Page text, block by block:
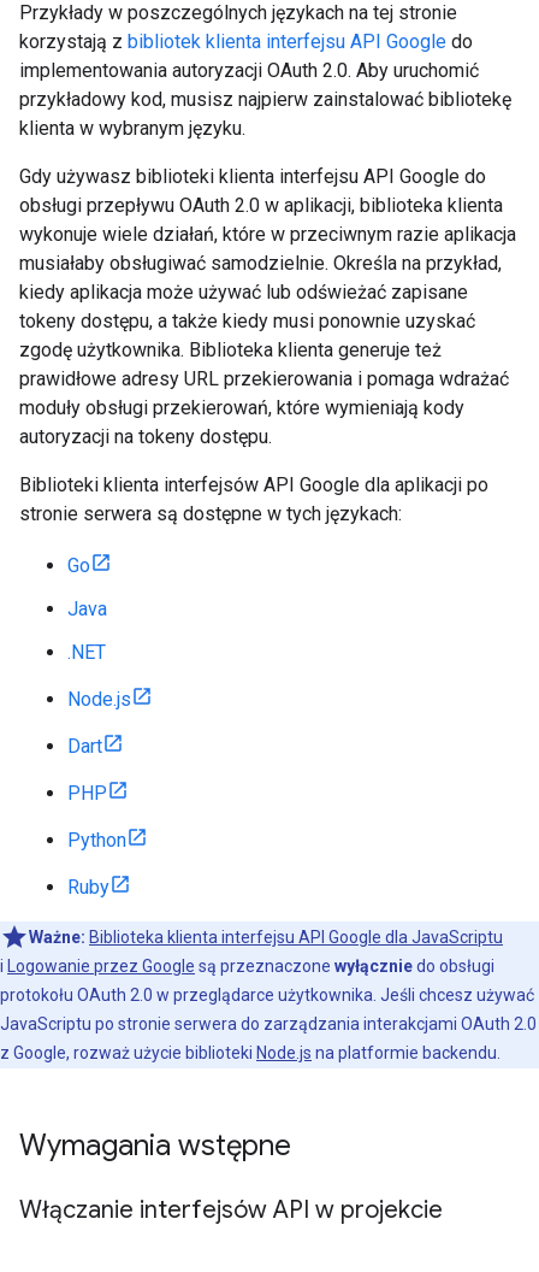
Przykłady w poszczególnych językach na tej stronie
korzystają z bibliotek klienta interfejsu API Google do
implementowania autoryzacji OAuth 2.0. Aby uruchomić
przykładowy kod, musisz najpierw zainstalować bibliotekę
klienta w wybranym języku.
Gdy używasz biblioteki klienta interfejsu API Google do
obsługi przepływu OAuth 2.0 w aplikacji, biblioteka klienta
wykonuje wiele działań, które w przeciwnym razie aplikacja
musiałaby obsługiwać samodzielnie. Określa na przykład,
kiedy aplikacja może używać lub odświeżać zapisane
tokeny dostępu, a także kiedy musi ponownie uzyskać
zgodę użytkownika. Biblioteka klienta generuje też
prawidłowe adresy URL przekierowania i pomaga wdrażać
moduły obsługi przekierowań, które wymieniają kody
autoryzacji na tokeny dostępu.
Biblioteki klienta interfejsów API Google dla aplikacji po
stronie serwera są dostępne w tych językach:
Go
Java
.NET
Node.js
Dart
PHP
Python
Ruby
Ważne: Biblioteka klienta interfejsu API Google dla JavaScriptu
i
Logowanie przez Google są przeznaczone wyłączniedo obsługi
protokołu OAuth 2.0 w przeglądarce użytkownika. Jeśli chcesz używać
JavaScriptu po stronie serwera do zarządzania interakcjami OAuth 2.0
z Google, rozważ użycie biblioteki Node.js na platformie backendu.
Wymagania wstępne
Włączanie interfejsów API w projekcie